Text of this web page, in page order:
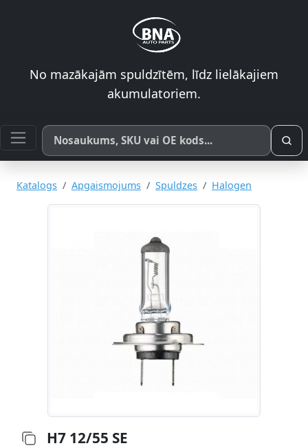
No mazākajām spuldzītēm, līdz lielākajiem
akumulatoriem.
Meklēt pēc produkta nosaukuma, SKU vai OE koda
Katalogs Apgaismojums Spuldzes Halogen
H7 12/55 SE